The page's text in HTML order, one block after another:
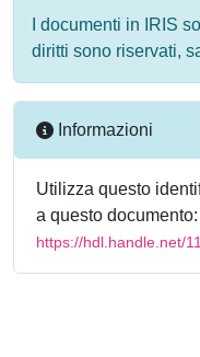
I documenti in IRIS
diritti sono riservati,
Informazioni
Utilizza questo
a questo documento:
https://hdl.handle.net/